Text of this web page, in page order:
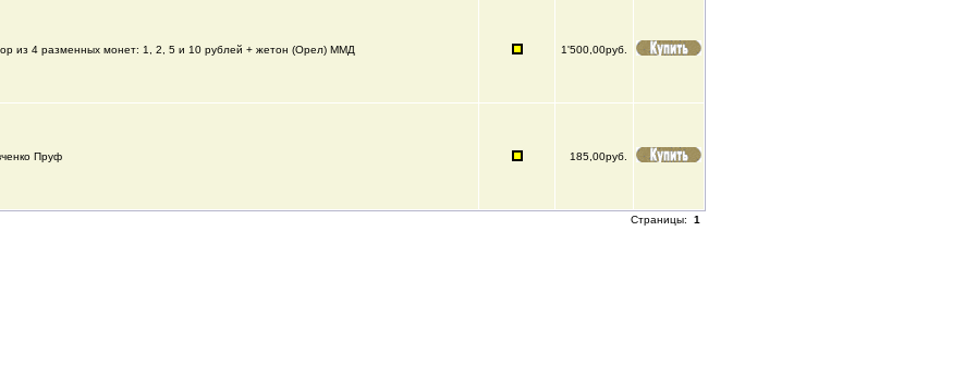
из 4 разменных монет: 1, 2, 5 и 10 рублей + жетон (Орел) ММД 1'500,00руб.
Пруф 185,00руб.
Страницы: 1